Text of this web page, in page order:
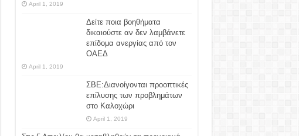
April 1, 2019
Δείτε ποια βοηθήματα
δικαιούστε αν δεν λαμβάνετε
επίδομα ανεργίας από τον
ΟΑΕΔ
April 1, 2019
ΣΒΕ:Διανοίγονται προοπτικές
επίλυσης των προβλημάτων
στο Καλοχώρι
April 1, 2019